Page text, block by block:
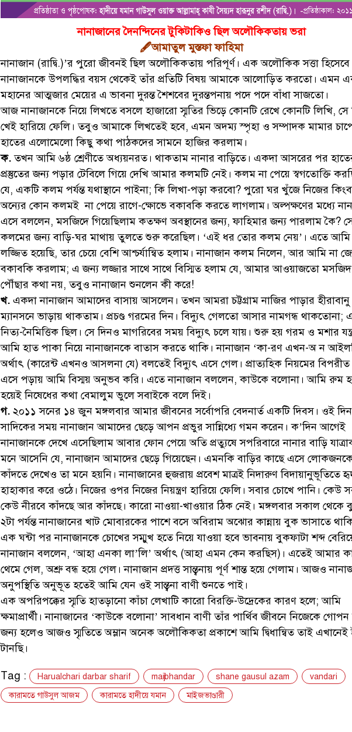
নানাজানের দৈনন্দিনের টুকিটাকিও ছিল অলৌকিকতায় ভরা
🖋️আমাতুল মুস্তফা ফাহিমা
নানাজান (রাদ্বি.)’র পুরো জীবনই ছিল অলৌকিকতায় পরিপূর্ণ। এক অলৌকিক সত্তা হিসেবে
নানাজানকে উপলদ্ধির বয়স থেকেই তাঁর প্রতিটি বিষয় আমাকে আলোড়িত করতো। এমন
মহানের আত্মজার মেয়ের এ ভাবনা দুরন্ত শৈশবের দুরন্তপনায় পদে পদে বাঁধা সাজতো।
আজ নানাজানকে নিয়ে লিখতে বসলে হাজারো স্মৃতির ভিড়ে কোনটি রেখে কোনটি লিখি, সে
খেই হারিয়ে ফেলি। তবুও আমাকে লিখতেই হবে, এমন অদম্য স্পৃহা ও সম্পাদক মামার
হাতের এলোমেলো কিছু কথা পাঠকদের সামনে হাজির করলাম।
ক.তখন আমি ৬ষ্ঠ শ্রেণীতে অধ্যয়নরত। থাকতাম নানার বাড়িতে। একদা আসরের পর
প্রস্তুতের জন্য পড়ার টেবিলে গিয়ে দেখি আমার কলমটি নেই। কলম না পেয়ে স্বগতোক্তি
যে, একটি কলম পর্যন্ত যথাস্থানে পাইনা; কি লিখা-পড়া করবো? পুরো ঘর খুঁজে নিজের
অন্যের কোন কলমই না পেয়ে রাগে-ক্ষোভে বকাবকি করতে লাগলাম। অল্পক্ষণের মধ্যে
এসে বললেন, মসজিদে গিয়েছিলাম কতক্ষণ অবস্থানের জন্য, ফাহিমার জন্য পারলাম কৈ?
কলমের জন্য বাড়ি-ঘর মাথায় তুলতে শুরু করেছিল। ‘এই ধর তোর কলম নেয়’। এতে
লজ্জিত হয়েছি, তার চেয়ে বেশি আশ্চর্যান্বিত হলাম। নানাজান কলম নিলেন, আর আমি না
বকাবকি করলাম; এ জন্য লজ্জার সাথে সাথে বিস্মিত হলাম যে, আমার আওয়াজতো মসজিদ
পৌঁছার কথা নয়, তবুও নানাজান শুনলেন কী করে!
খ.একদা নানাজান আমাদের বাসায় আসলেন। তখন আমরা চট্টগ্রাম নাজির পাড়ার হীরাবানু
ম্যানসনে ভাড়ায় থাকতাম। প্রচণ্ড গরমের দিন। বিদ্যুৎ গেলতো আসার নামগন্ধ থাকতোনা;
নিত্য-নৈমিত্তিক ছিল। সে দিনও মাগরিবের সময় বিদ্যুৎ চলে যায়। শুরু হয় গরম ও মশার
আমি হাত পাকা নিয়ে নানাজানকে বাতাস করতে থাকি। নানাজান ‘কা-রণ এখন-অ ন
অর্থাৎ (কারেন্ট এখনও আসলনা যে) বলতেই বিদ্যুৎ এসে গেল। প্রাত্যহিক নিয়মের বিপরীত
এসে পড়ায় আমি বিস্ময় অনুভব করি। এতে নানাজান বললেন, কাউকে বলোনা। আমি রুম
হয়েই নিষেধের কথা বেমালুম ভুলে সবাইকে বলে দিই।
গ.২০১১ সনের ১৪ জুন মঙ্গলবার আমার জীবনের সর্বোপরি বেদনার্ত একটি দিবস। ওই
সাদিকের সময় নানাজান আমাদের ছেড়ে আপন প্রভুর সান্নিধ্যে গমন করেন। ক’দিন আগেই
নানাজানকে দেখে এসেছিলাম আবার ফোন পেয়ে অতি প্রত্যুষে সপরিবারে নানার বাড়ি
মনে আসেনি যে, নানাজান আমাদের ছেড়ে গিয়েছেন। এমনকি বাড়ির কাছে এসে
কাঁদতে দেখেও তা মনে হয়নি। নানাজানের হুজরায় প্রবেশ মাত্রই নিদারুণ বিদায়ানুভূতিতে
হাহাকার করে ওঠে। নিজের ওপর নিজের নিয়ন্ত্রণ হারিয়ে ফেলি। সবার চোখে পানি। কেউ
কেউ নীরবে কাঁদছে আর কাঁদছে। কারো নাওয়া-খাওয়ার ঠিক নেই। মঙ্গলবার সকাল থেকে
২টা পর্যন্ত নানাজানের খাট মোবারকের পাশে বসে অবিরাম অঝোর কান্নায় বুক ভাসাতে
নানাজান বললেন, ‘আহা এনকা লা’লি’ অর্থাৎ (আহা এমন কেন করছিস)। এতেই আমার
থেমে গেল, অশ্রু বন্ধ হয়ে গেল। নানাজান প্রদত্ত সান্ত্বনায় পূর্ণ শান্ত হয়ে গেলাম। আজও